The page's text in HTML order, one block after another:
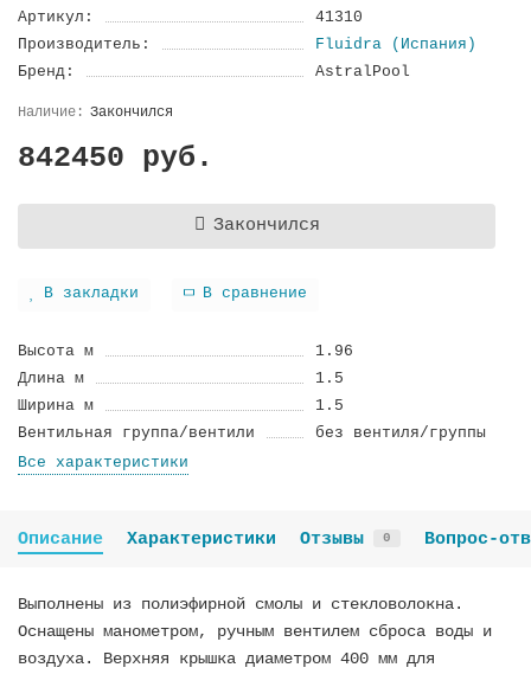
Артикул:
41310
Производитель:
Fluidra (Испания)
Бренд:
AstralPool
Закончился
842450 руб.
Закончился
В закладки В сравнение
Высота м
1.96
Длина м
1.5
Ширина м
1.5
Вентильная группа/вентили
без вентиля/группы
Все характеристики
Описание Характеристики Отзывы 0 Вопрос-
Выполнены из полиэфирной смолы и стекловолокна.
Оснащены манометром, ручным вентилем сброса воды и
воздуха. Верхняя крышка диаметром 400 мм для